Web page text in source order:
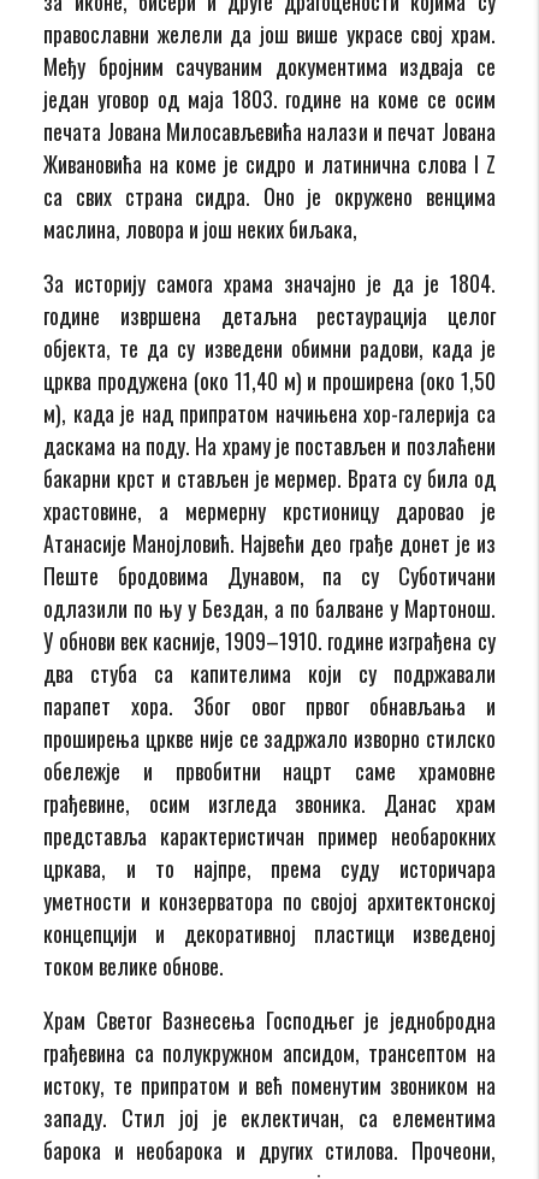
православни желели да још више украсе свој храм.
Међу бројним сачуваним документима издваја се
један уговор од маја 1803. године на коме се осим
печата Јована Милосављевића налази и печат Јована
Живановића на коме је сидро и латинична слова I Z
са свих страна сидра. Оно је окружено венцима
маслина, ловора и још неких биљака,
За историју самога храма значајно је да је 1804.
године извршена детаљна рестаурација целог
објекта, те да су изведени обимни радови, када је
црква продужена (око 11,40 м) и проширена (око 1,50
м), када је над припратом начињена хор-галерија са
даскама на поду. На храму је постављен и позлаћени
бакарни крст и стављен је мермер. Врата су била од
храстовине, а мермерну крстионицу даровао је
Атанасије Манојловић. Највећи део грађе донет је из
Пеште бродовима Дунавом, па су Суботичани
одлазили по њу у Бездан, а по балване у Мартонош.
У обнови век касније, 1909–1910. године изграђена су
два стуба са капителима који су подржавали
парапет хора. Због овог првог обнављања и
проширења цркве није се задржало изворно стилско
обележје и првобитни нацрт саме храмовне
грађевине, осим изгледа звоника. Данас храм
представља карактеристичан пример необарокних
цркава, и то најпре, према суду историчара
уметности и конзерватора по својој архитектонској
концепцији и декоративној пластици изведеној
током велике обнове.
Храм Светог Вазнесења Господњег је једнобродна
грађевина са полукружном апсидом, трансептом на
истоку, те припратом и већ поменутим звоником на
западу. Стил јој је еклектичан, са елементима
барока и необарока и других стилова. Прочеони,